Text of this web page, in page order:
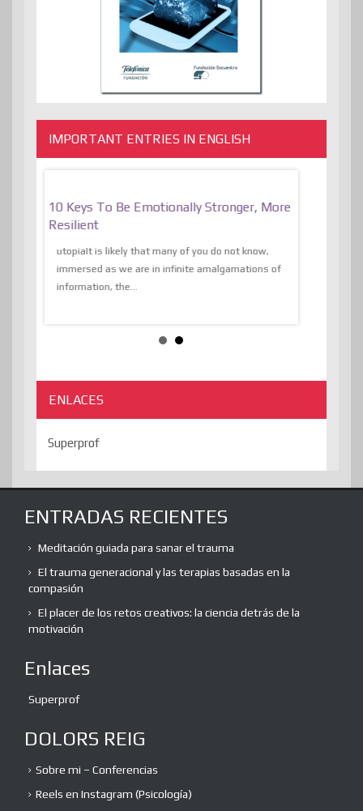
IMPORTANT ENTRIES IN ENGLISH
10 Keys To Be Emotionally Stronger, More
Resilient
utopiaIt is likely that many of you do not know,
immersed as we are in infinite amalgamations of
information, the...
ENLACES
Superprof
ENTRADAS RECIENTES
Meditación guiada para sanar el trauma
El trauma generacional y las terapias basadas en la
compasión
El placer de los retos creativos: la ciencia detrás de la
motivación
Enlaces
Superprof
DOLORS REIG
Sobre mi – Conferencias
Reels en Instagram (Psicología)